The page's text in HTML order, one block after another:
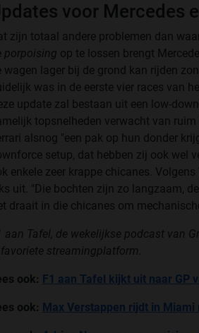
voor Mercedes
zijn totaal andere problemen dan
porpoising op te lossen brengt
wagen lager bij de grond kan rijden
was in de eerste vier races van
update zal bestaan uit een low-
topsnelheden verwacht van
alsnog "een pak op hun donder
setup, dat hebben zij ook wel
enkele zeer krappe chicanes.
uit. "Die bochten zijn zo langzaam,
draait in die chicanes om
aan Tafel, de wekelijkse podcast van
streamingplatform.
ook: F1 aan Tafel kijkt uit naar GP
ook: Max Verstappen rijdt in Miami